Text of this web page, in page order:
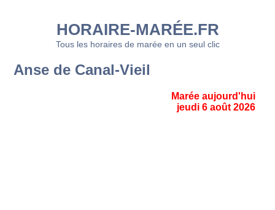
HORAIRE-MARÉE.FR
Tous les horaires de marée en un seul clic
Anse de Canal-Vieil
Marée aujourd'hui
jeudi 6 août 2026